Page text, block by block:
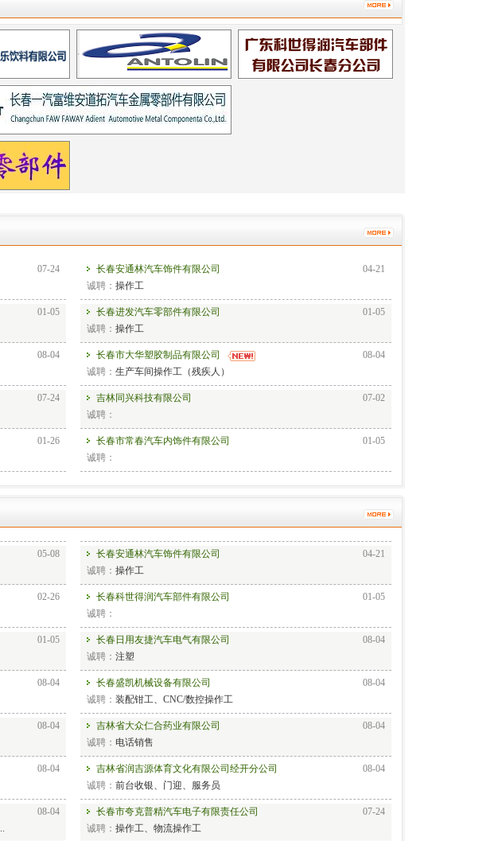
07-24
长春安通林汽车饰件有限公司
04-21
诚聘： 操作工
01-05
长春进发汽车零部件有限公司
01-05
诚聘： 操作工
08-04
长春市大华塑胶制品有限公司
08-04
诚聘： 生产车间操作工（残疾人）
07-24
吉林同兴科技有限公司
07-02
诚聘：
01-26
长春市常春汽车内饰件有限公司
01-05
诚聘：
长春安通林汽车饰件有限公司
诚聘：
操作工
长春科世得润汽车部件有限公司
诚聘：
长春日用友捷汽车电气有限公司
诚聘： 注塑
长春盛凯机械设备有限公司
诚聘： 装配钳工、CNC/数控操作工
吉林省大众仁合药业有限公司
诚聘：
电话销售
吉林省润吉源体育文化有限公司经开分公司
诚聘：
前台收银、门迎、服务员
长春市夸克普精汽车电子有限责任公司
诚聘：
操作工、物流操作工